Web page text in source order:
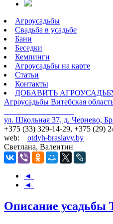
Агроусадьбы
Свадьба в усадьбе
Бани
Беседки
Кемпинги
Агроусадьбы на карте
Статьи
Контакты
ДОБАВИТЬ
Агроусадьбы Витебская
ул. Школьная 37, д. Чернево,
+375 (33) 329-14-29, +375 (29)
web: otdyh-braslavy.by
Светлана, Валентин
◄
◄
Описание усадьбы